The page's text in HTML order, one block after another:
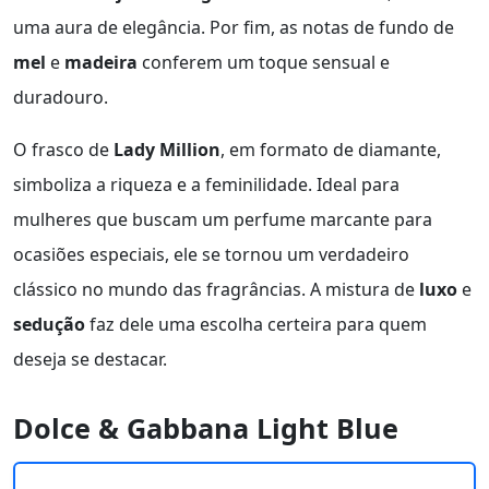
uma aura de elegância. Por fim, as notas de fundo de
mel e madeira conferem um toque sensual e
duradouro.
O frasco de Lady Million, em formato de diamante,
simboliza a riqueza e a feminilidade. Ideal para
mulheres que buscam um perfume marcante para
ocasiões especiais, ele se tornou um verdadeiro
clássico no mundo das fragrâncias. A mistura de luxo e
seduçãofaz dele uma escolha certeira para quem
deseja se destacar.
Dolce & Gabbana Light Blue